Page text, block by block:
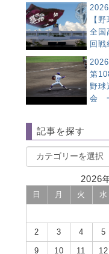
【
全国
回戦
第
野球
会
記事を探す
2026
日 月 火 水
2 3 4 5
9 10 11 12